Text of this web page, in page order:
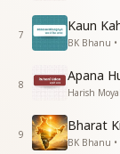
चलना हमे सिखाए
________ ___
7
Kaun
BK Bhanu •
8
Apana
Harish
9
Bharat
BK Bhanu